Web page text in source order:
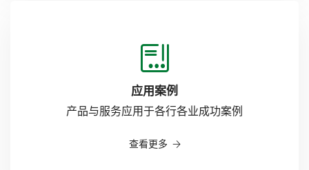
应用案例
产品与服务应用于各行各业成功案例
查看更多